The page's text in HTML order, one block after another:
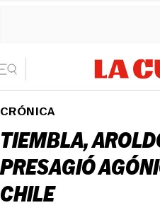
CRÓNICA
TIEMBLA,
PRESAGIÓ
CHILE